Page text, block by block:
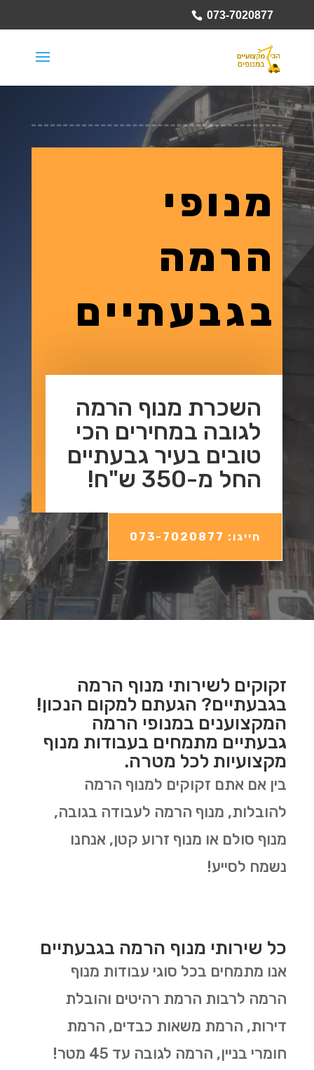
073-7020877
מנופי
הרמה
בגבעתיים
השכרת מנוף הרמה
לגובה במחירים הכי
טובים בעיר גבעתיים
החל מ-350 ש"ח!
חייגו: 073-7020877
זקוקים לשירותי מנוף הרמה
בגבעתיים? הגעתם למקום הנכון!
המקצוענים במנופי הרמה
גבעתיים מתמחים בעבודות מנוף
מקצועיות לכל מטרה.
בין אם אתם זקוקים למנוף הרמה
להובלות, מנוף הרמה לעבודה בגובה,
מנוף סולם או מנוף זרוע קטן, אנחנו
נשמח לסייע!
כל שירותי מנוף הרמה בגבעתיים
אנו מתמחים בכל סוגי עבודות מנוף
הרמה לרבות הרמת רהיטים והובלת
דירות, הרמת משאות כבדים, הרמת
חומרי בניין, הרמה לגובה עד 45 מטר!